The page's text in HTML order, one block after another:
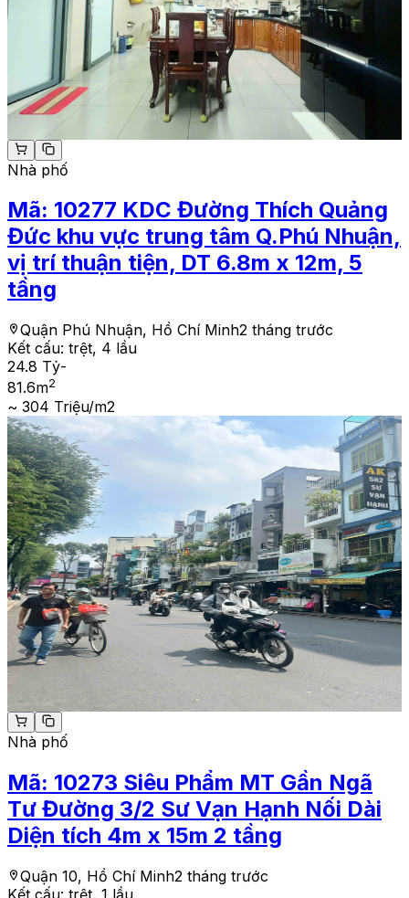
Nhà phố
Mã: 10277 KDC Đường Thích Quảng
Đức khu vực trung tâm Q.Phú Nhuận,
vị trí thuận tiện, DT 6.8m x 12m, 5
tầng
Quận Phú Nhuận, Hồ Chí Minh2 tháng trước
Kết cấu: trệt, 4 lầu
24.8 Tỷ-
81.6m2
~ 304 Triệu/m2
Nhà phố
Mã: 10273 Siêu Phẩm MT Gần Ngã
Tư Đường 3/2 Sư Vạn Hạnh Nối Dài
Diện tích 4m x 15m 2 tầng
Quận 10, Hồ Chí Minh2 tháng trước
Kết cấu: trệt, 1 lầu